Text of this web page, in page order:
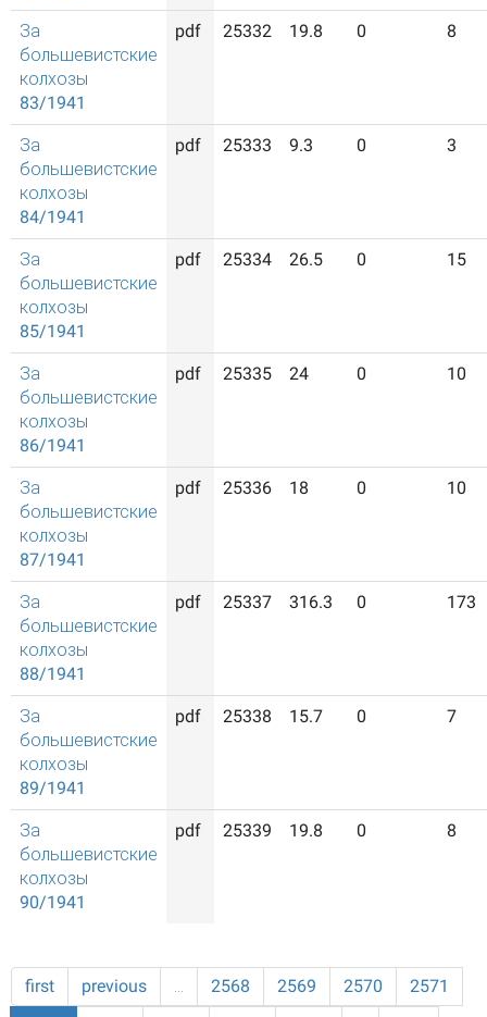
За
большевистские
колхозы
83/1941
pdf 25332 19.8 0 8
За
большевистские
колхозы
84/1941
pdf 25333 9.3 0 3
За
большевистские
колхозы
85/1941
pdf 25334 26.5 0 15
За
большевистские
колхозы
86/1941
pdf 25335 24 0 10
За
большевистские
колхозы
87/1941
pdf 25336 18 0 10
За
большевистские
колхозы
88/1941
pdf 25337 316.3 0 173
За
большевистские
колхозы
89/1941
pdf 25338 15.7 0 7
За
большевистские
колхозы
90/1941
pdf 25339 19.8 0 8
first previous … 2568 2569 2570
2571